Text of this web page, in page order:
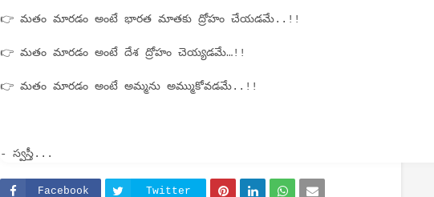
👉 మతం మారడం అంటే భారత మాతకు ద్రోహం చేయడమే..!!
👉 మతం మారడం అంటే దేశ ద్రోహం చెయ్యడమే…!!
👉 మతం మారడం అంటే అమ్మను అమ్ముకోవడమే..!!
- స్వస్తీ...
Facebook Twitter